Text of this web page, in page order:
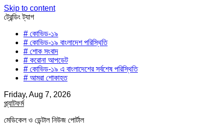
Skip to content
ট্রেন্ডিং ট্যাগ
# কোভিড-১৯
# কোভিড-১৯ বাংলাদেশ পরিস্থিতি
# শোক সংবাদ
# করোনা আপডেট
# কোভিড-১৯ এ বাংলাদেশের সর্বশেষ পরিস্থিতি
# আমরা শোকাহত
Friday, Aug 7, 2026
প্ল্যাটফর্ম
মেডিকেল ও ডেন্টাল নিউজ পোর্টাল